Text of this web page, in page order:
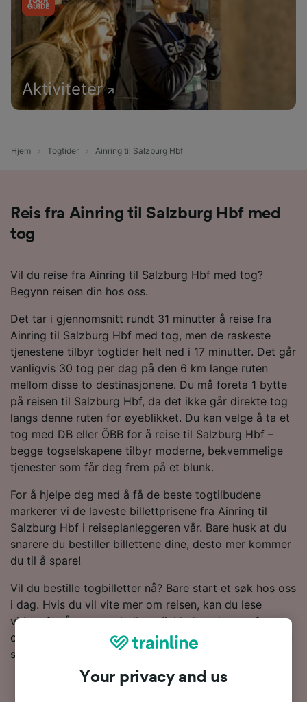
Aktiviteter
Hjem Togtider Ainring til Salzburg Hbf
Reis fra Ainring til Salzburg Hbf med
tog
Vil du reise fra Ainring til Salzburg Hbf med tog?
Begynn reisen din hos oss.
Det tar i gjennomsnitt rundt 31 minutter å reise fra
Ainring til Salzburg Hbf med tog, men de raskeste
tjenestene tilbyr togtider helt ned i 17 minutter. Det går
vanligvis 30 tog per dag på den 6 km lange ruten
mellom disse to destinasjonene. Du må foreta 1 bytte
på reisen til Salzburg Hbf, da det ikke går direkte tog
langs denne ruten for øyeblikket. Du kan velge å ta et
tog med DB eller ÖBB for å reise til Salzburg Hbf –
begge togselskapene tilbyr moderne, bekvemmelige
tjenester som får deg frem på et blunk.
For å hjelpe deg med å få de beste togtilbudene
markerer vi de laveste billettprisene fra Ainring til
Salzburg Hbf i reiseplanleggeren vår. Bare husk at du
snarere du bestiller billettene dine, desto mer kommer
du til å spare!
Vil du bestille togbilletter nå? Bare start et søk hos oss
i dag. Hvis du vil vite mer om reisen, kan du lese
videre for å se rutetabellene (inkludert dagens første
og siste tog), vanlige spørsmål og tips om hvordan du
sikrer deg billetter til en lav pris.
Your privacy and us